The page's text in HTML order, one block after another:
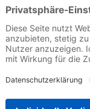
Switch